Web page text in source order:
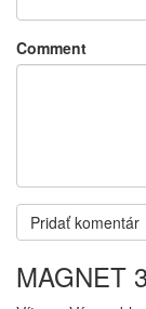
Comment
MAGNET